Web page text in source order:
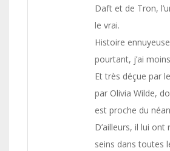
Daft et de Tron,
le vrai.
Histoire
pourtant, j’ai
Et très déçue par
par Olivia Wilde,
est proche du
D’ailleurs, il lui ont
seins dans toutes